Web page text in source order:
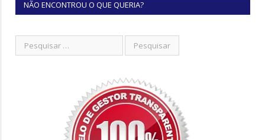
NÃO ENCONTROU O QUE QUERIA?